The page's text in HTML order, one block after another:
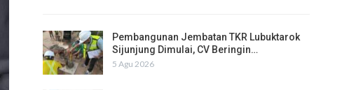
Pembangunan Jembatan TKR Lubuktarok
Sijunjung Dimulai, CV Beringin…
5 Agu 2026